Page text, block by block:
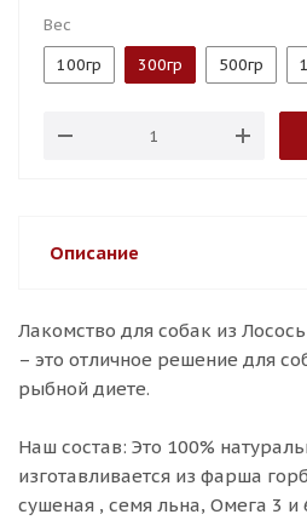
Вес
100гр
300гр 500гр
Описание
Лакомство для собак из
– это отличное решение для
рыбной диете.
Наш состав: Это 100%
изготавливается из фарша
сушеная , семя льна, Омега 3 и